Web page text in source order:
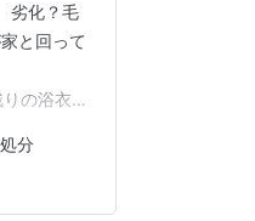
劣化？毛
と回って
の浴衣も
しかし肝
分